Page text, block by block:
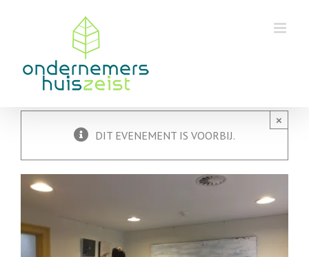
×
DIT EVENEMENT IS VOORBIJ.